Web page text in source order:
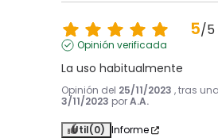
5/5
Opinión verificada
La uso habitualmente
Opinión del 25/11/2023 , tras
3/11/2023 porA.A.
Útil(0) Informe